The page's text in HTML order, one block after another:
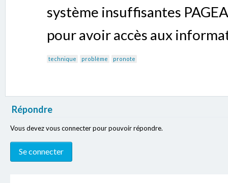
système insuffisantes
pour avoir accès aux
technique problème pronote
Répondre
Vous devez vous connecter pour pouvoir répondre.